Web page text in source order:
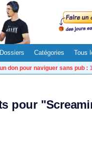
Dossiers Catégories Tous
don pour naviguer sans pub :
pour